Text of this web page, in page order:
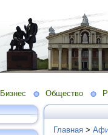
Бизнес Общество
Главная >